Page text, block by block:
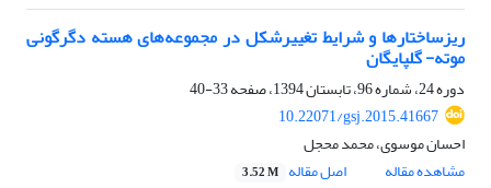
ریزساختار‌ها و شرایط تغییرشکل در مجموعه‌های هسته دگرگونی
موته- گلپایگان
دوره 24، شماره 96، تابستان 1394، صفحه
33-40
10.22071/gsj.2015.41667
احسان موسوی، محمد محجل
مشاهده مقاله
اصل مقاله 3.52 M